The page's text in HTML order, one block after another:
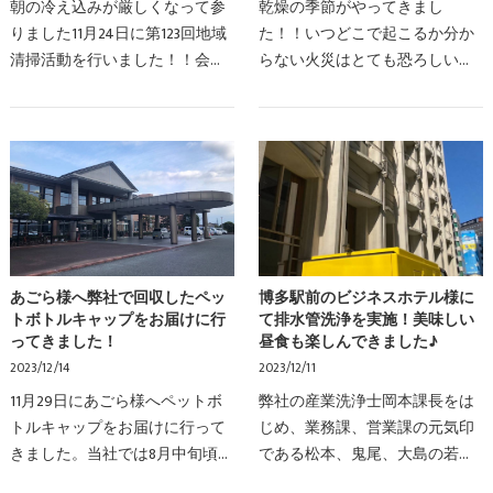
朝の冷え込みが厳しくなって参
りました11月24日に第123回地域
清掃活動を行いました！！会社
でいきます。草取りをしたり、
ごみを拾ったり、おしゃべりし
たり・・・この時間が…
乾燥の季節がやってきまし
た！！いつどこで起こるか分か
らない火災はとても恐ろしい事
社でも火災時消火訓練を行いま
したさて皆さん消火器のことを
どれくらいご存知でしょう…
あごら様へ弊社で回収したペッ
トボトルキャップをお届けに行
ってきました！
2023/12/14
11月29日にあごら様へペットボ
トルキャップをお届けに行って
きました。当社では8月中旬頃か
博多駅前のビジネスホテル様に
て排水管洗浄を実施！美味しい
昼食も楽しんできました♪
2023/12/11
弊社の産業洗浄士岡本課長をは
じめ、業務課、営業課の元気印
である松本、鬼尾、大島の若手